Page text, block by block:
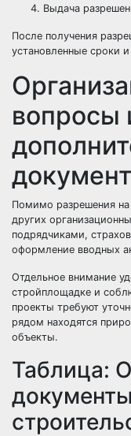
Выдача
После получения
установленные сроки
вопросы
Помимо разрешения на
других
подрядчиками,
оформление вводных
Отдельное внимание
стройплощадке и
проекты требуют
рядом находятся
объекты.
Таблица: